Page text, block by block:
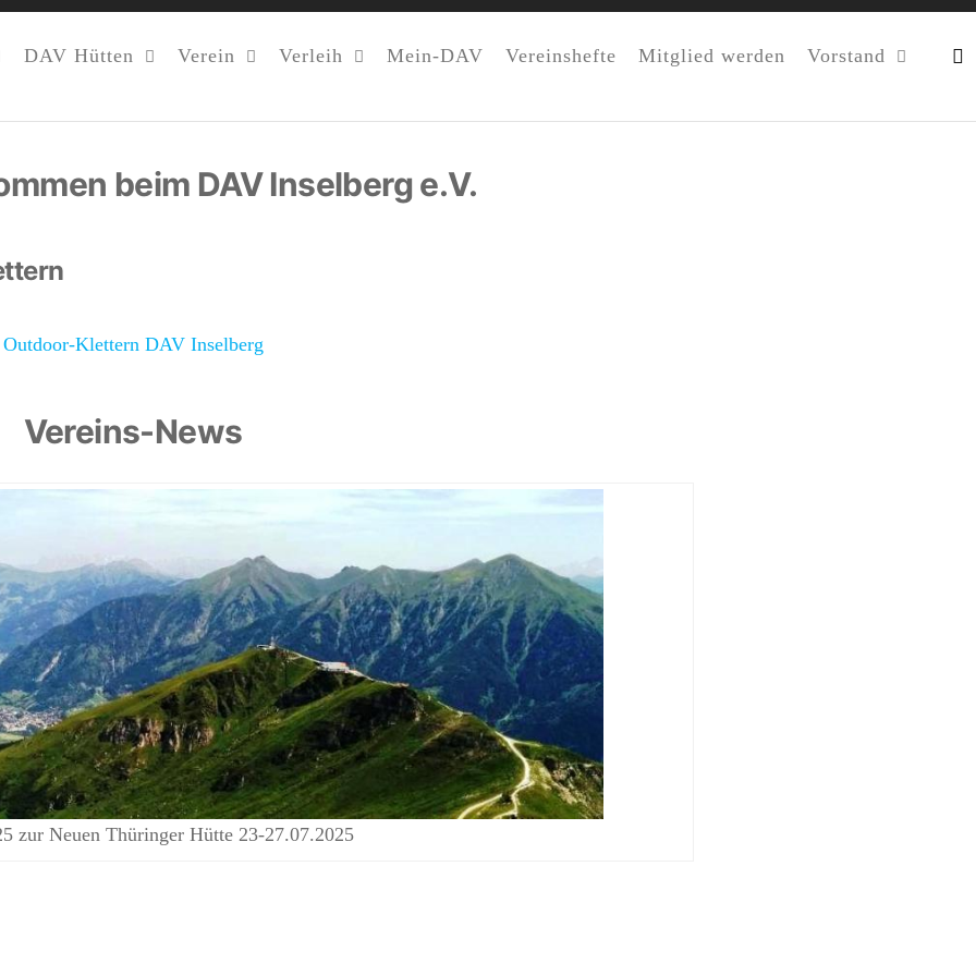
DAV Hütten Verein Verleih Mein-DAV Vereinshefte Mitglied werden Vorstand
beim DAV Inselberg e.V.
Outdoor-Klettern DAV Inselberg
Vereins-News
zur Neuen Thüringer Hütte 23-27.07.2025